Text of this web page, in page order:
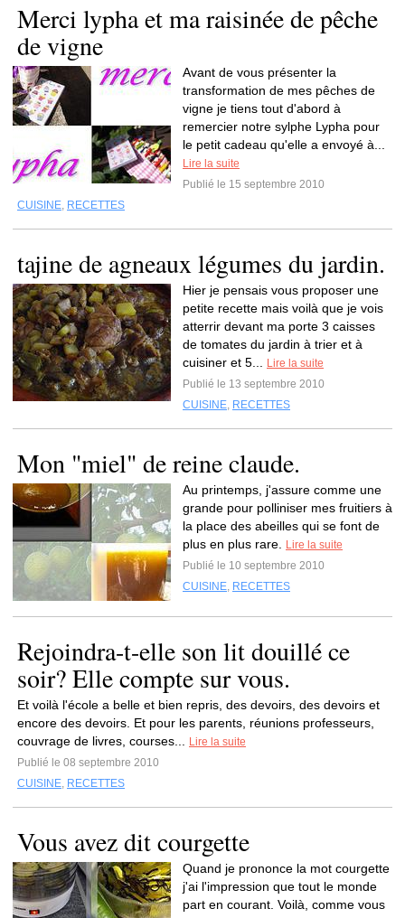
Merci lypha et ma raisinée de pêche
de vigne
Avant de vous présenter la
transformation de mes pêches de
vigne je tiens tout d'abord à
remercier notre sylphe Lypha pour
le petit cadeau qu'elle a envoyé à...
Lire la suite
Publié le 15 septembre 2010
CUISINE, RECETTES
tajine de agneaux légumes du jardin.
Hier je pensais vous proposer une
petite recette mais voilà que je vois
atterrir devant ma porte 3 caisses
de tomates du jardin à trier et à
cuisiner et 5...
Lire la suite
Publié le 13 septembre 2010
CUISINE, RECETTES
Mon "miel" de reine claude.
Au printemps, j'assure comme une
grande pour polliniser mes fruitiers à
la place des abeilles qui se font de
plus en plus rare.
Lire la suite
Publié le 10 septembre 2010
CUISINE, RECETTES
Rejoindra-t-elle son lit douillé ce
soir? Elle compte sur vous.
Et voilà l'école a belle et bien repris, des devoirs, des devoirs et
encore des devoirs. Et pour les parents, réunions professeurs,
couvrage de livres, courses...
Lire la suite
Publié le 08 septembre 2010
CUISINE, RECETTES
Vous avez dit courgette
Quand je prononce la mot courgette
j'ai l'impression que tout le monde
part en courant. Voilà, comme vous